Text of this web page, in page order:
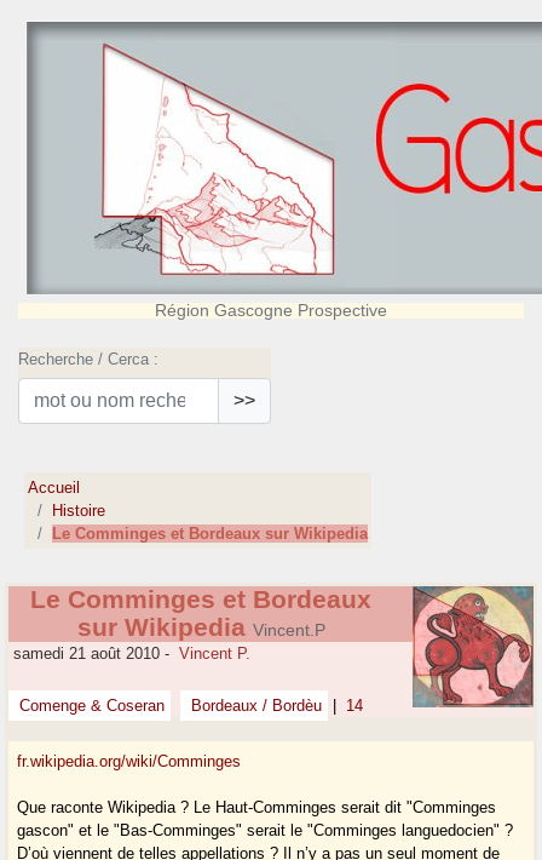
Région Gascogne Prospective
Recherche / Cerca :
>>
Accueil
Histoire
Le Comminges et Bordeaux sur Wikipedia
Le Comminges et Bordeaux
sur Wikipedia Vincent.P
samedi 21 août 2010 - Vincent P.
Comenge & Coseran Bordeaux / Bordèu 14
fr.wikipedia.org/wiki/Comminges
Que raconte Wikipedia ? Le Haut-Comminges serait dit "Comminges
gascon" et le "Bas-Comminges" serait le "Comminges languedocien" ?
D’où viennent de telles appellations ? Il n’y a pas un seul moment de